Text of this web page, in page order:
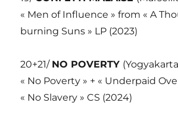
« Men of Influence » from « A
burning Suns » LP (2023)
20+21/ NO POVERTY
« No Poverty » + « Underpaid
« No Slavery » CS (2024)